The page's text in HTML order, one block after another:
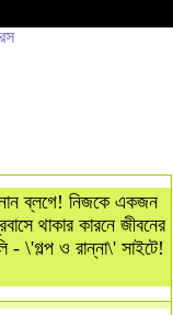
ব্লগে! নিজকে একজন
থাকার কারনে জীবনের
- \'গল্প ও রান্না\' সাইটে!